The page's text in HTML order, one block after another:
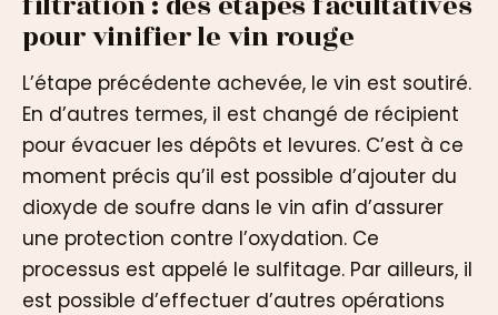
pour vinifier le vin rouge
L’étape précédente achevée, le vin est soutiré.
En d’autres termes, il est changé de récipient
pour évacuer les dépôts et levures. C’est à ce
moment précis qu’il est possible d’ajouter du
dioxyde de soufre dans le vin afin d’assurer
une protection contre l’oxydation. Ce
processus est appelé le sulfitage. Par ailleurs, il
est possible d’effectuer d’autres opérations